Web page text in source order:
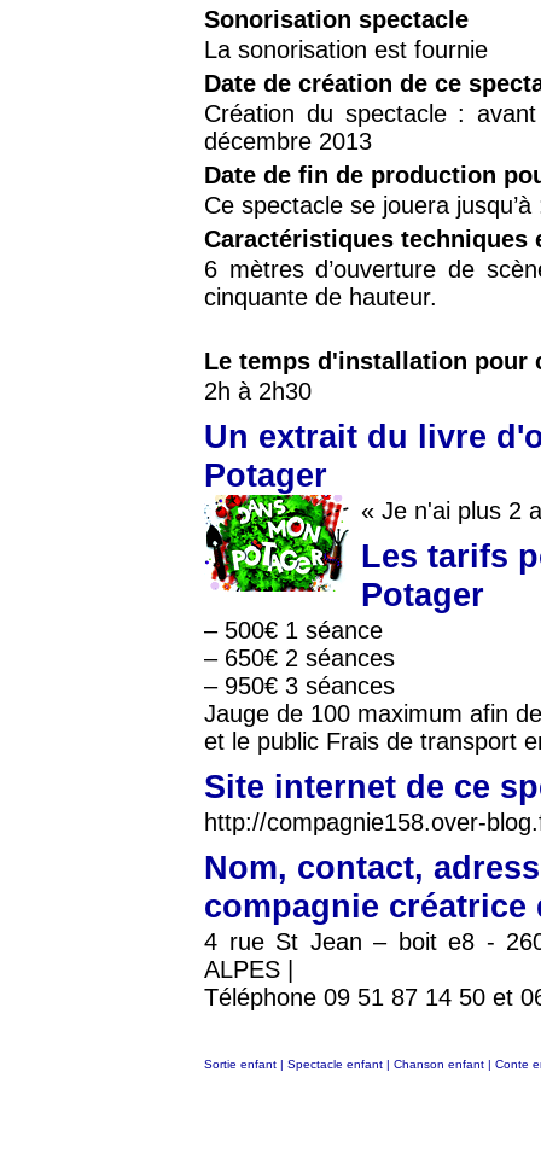
Sonorisation spectacle
La sonorisation est fournie
Date de création de ce
Création du spectacle :
décembre 2013
Date de fin de production
Ce spectacle se jouera
Caractéristiques techniques
6 mètres d’ouverture de
cinquante de hauteur.
Le temps d'installation pour
2h à 2h30
Un extrait du livre
Potager
« Je n'ai plus 2
Les tarifs
Potager
– 500€ 1 séance
– 650€ 2 séances
– 950€ 3 séances
Jauge de 100 maximum afin
et le public Frais de transport
Site internet de ce
http://compagnie158.over-
Nom, contact,
compagnie créatrice
4 rue St Jean – boit e8 -
ALPES |
Téléphone 09 51 87 14 50 et
Sortie enfant | Spectacle enfant | Chanson enfant | Conte